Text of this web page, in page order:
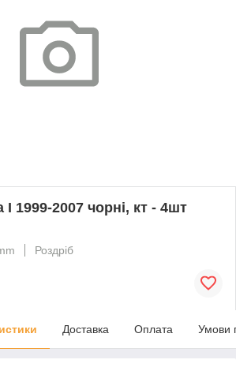
I 1999-2007 чорні, кт - 4шт
Роздріб
Доставка Оплата Умови